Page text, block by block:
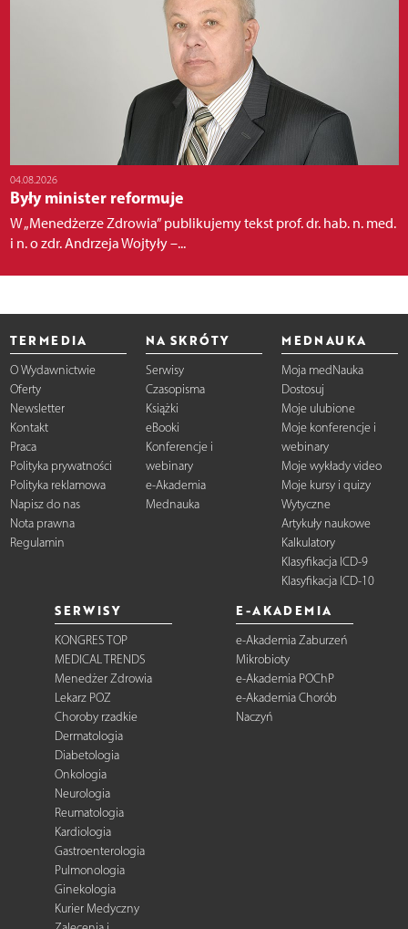
04.08.2026
Były minister reformuje
W „Menedżerze Zdrowia” publikujemy tekst prof. dr. hab. n. med.
i n. o zdr. Andrzeja Wojtyły –...
TERMEDIA
O Wydawnictwie
Oferty
Newsletter
Kontakt
Praca
Polityka prywatności
Polityka reklamowa
Napisz do nas
Nota prawna
Regulamin
NA SKRÓTY
Serwisy
Czasopisma
Książki
eBooki
Konferencje i
webinary
e-Akademia
Mednauka
MEDNAUKA
Moja medNauka
Dostosuj
Moje ulubione
Moje konferencje i
webinary
Moje wykłady video
Moje kursy i quizy
Wytyczne
Artykuły naukowe
Kalkulatory
Klasyfikacja ICD-9
Klasyfikacja ICD-10
SERWISY
KONGRES TOP
MEDICAL TRENDS
Menedżer Zdrowia
Lekarz POZ
Choroby rzadkie
Dermatologia
Diabetologia
Onkologia
Neurologia
Reumatologia
Kardiologia
Gastroenterologia
Pulmonologia
Ginekologia
Kurier Medyczny
E-AKADEMIA
e-Akademia Zaburzeń
Mikrobioty
e-Akademia POChP
e-Akademia Chorób
Naczyń